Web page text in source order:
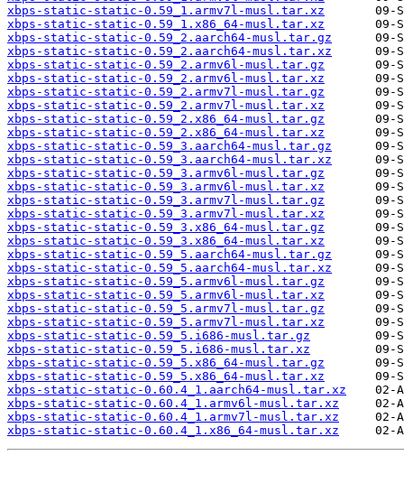
xbps-static-static-0.59_1.armv7l-musl.tar.xz
xbps-static-static-0.59_1.x86_64-musl.tar.xz
xbps-static-static-0.59_2.aarch64-musl.tar.gz
xbps-static-static-0.59_2.aarch64-musl.tar.xz
xbps-static-static-0.59_2.armv6l-musl.tar.gz
xbps-static-static-0.59_2.armv6l-musl.tar.xz
xbps-static-static-0.59_2.armv7l-musl.tar.gz
xbps-static-static-0.59_2.armv7l-musl.tar.xz
xbps-static-static-0.59_2.x86_64-musl.tar.gz
xbps-static-static-0.59_2.x86_64-musl.tar.xz
xbps-static-static-0.59_3.aarch64-musl.tar.gz
xbps-static-static-0.59_3.aarch64-musl.tar.xz
xbps-static-static-0.59_3.armv6l-musl.tar.gz
xbps-static-static-0.59_3.armv6l-musl.tar.xz
xbps-static-static-0.59_3.armv7l-musl.tar.gz
xbps-static-static-0.59_3.armv7l-musl.tar.xz
xbps-static-static-0.59_3.x86_64-musl.tar.gz
xbps-static-static-0.59_3.x86_64-musl.tar.xz
xbps-static-static-0.59_5.aarch64-musl.tar.gz
xbps-static-static-0.59_5.aarch64-musl.tar.xz
xbps-static-static-0.59_5.armv6l-musl.tar.gz
xbps-static-static-0.59_5.armv6l-musl.tar.xz
xbps-static-static-0.59_5.armv7l-musl.tar.gz
xbps-static-static-0.59_5.armv7l-musl.tar.xz
xbps-static-static-0.59_5.i686-musl.tar.gz
xbps-static-static-0.59_5.i686-musl.tar.xz
xbps-static-static-0.59_5.x86_64-musl.tar.gz
xbps-static-static-0.59_5.x86_64-musl.tar.xz
xbps-static-static-0.60.4_1.aarch64-musl.tar.xz
xbps-static-static-0.60.4_1.armv6l-musl.tar.xz
xbps-static-static-0.60.4_1.armv7l-musl.tar.xz
xbps-static-static-0.60.4_1.x86_64-musl.tar.xz